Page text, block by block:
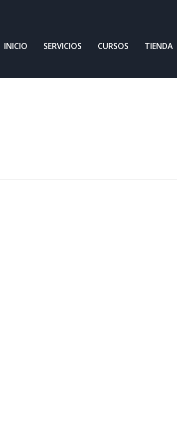
INICIO SERVICIOS CURSOS TIENDA